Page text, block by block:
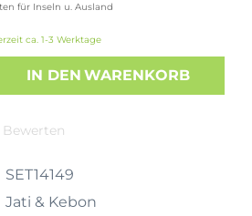
für Inseln u. Ausland
ca. 1-3 Werktage
IN DEN WARENKORB
Bewerten
SET14149
Jati & Kebon